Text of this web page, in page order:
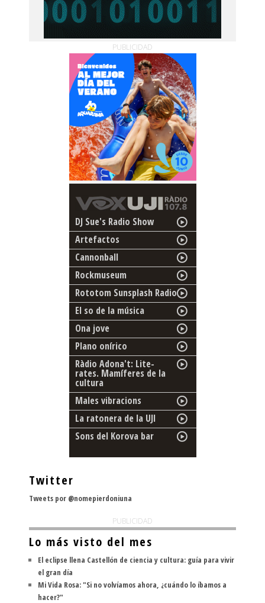
PUBLICIDAD
DJ Sue's Radio Show
Artefactos
Cannonball
Rockmuseum
Rototom Sunsplash Radio
El so de la música
Ona jove
Plano onírico
Ràdio Adona't: Lite-
rates. Mamíferes de la
cultura
Males vibracions
La ratonera de la UJI
Sons del Korova bar
Twitter
Tweets por @nomepierdoniuna
PUBLICIDAD
Lo más visto del mes
El eclipse llena Castellón de ciencia y cultura: guía para vivir
el gran día
Mi Vida Rosa: "Si no volvíamos ahora, ¿cuándo lo íbamos a
hacer?"